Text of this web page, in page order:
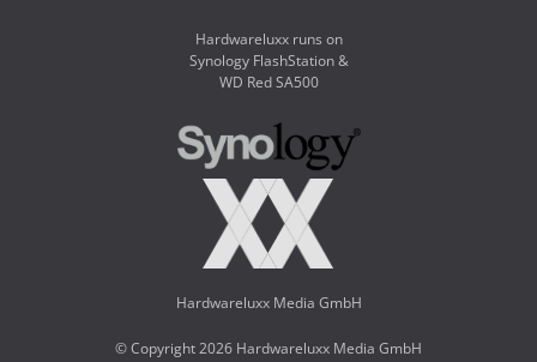
Hardwareluxx runs on
Synology FlashStation &
WD Red SA500
Hardwareluxx Media GmbH
© Copyright 2026 Hardwareluxx Media GmbH